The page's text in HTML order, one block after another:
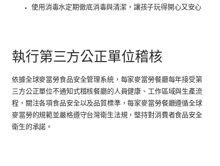
使用消毒水定期徹底消毒與清潔，讓孩子玩得開心又安心
執行第三方公正單位稽核
依據全球麥當勞食品安全管理系統，每家麥當勞餐廳每年接受第
三方公正單位不通知式稽核餐廳的人員健康、工作區域與生產流
程，關注各項食品安全以及品質標準，每家麥當勞餐廳遵循全球
麥當勞的規範並嚴格遵守台灣衛生法規，堅持對消費者食品安全
衛生的承諾。